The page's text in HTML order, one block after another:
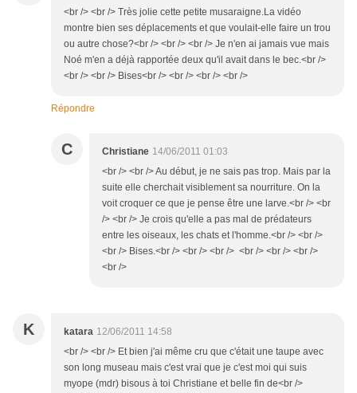
<br /> <br /> Très jolie cette petite musaraigne.La vidéo
montre bien ses déplacements et que voulait-elle faire un trou
ou autre chose?<br /> <br /> <br /> Je n'en ai jamais vue mais
Noé m'en a déjà rapportée deux qu'il avait dans le bec.<br />
<br /> <br /> Bises<br /> <br /> <br /> <br />
Répondre
C Christiane 14/06/2011 01:03
<br /> <br /> Au début, je ne sais pas trop. Mais par la
suite elle cherchait visiblement sa nourriture. On la
voit croquer ce que je pense être une larve.<br /> <br
/> <br /> Je crois qu'elle a pas mal de prédateurs
entre les oiseaux, les chats et l'homme.<br /> <br />
<br /> Bises.<br /> <br /> <br /> <br /> <br /> <br />
<br />
K katara 12/06/2011 14:58
<br /> <br /> Et bien j'ai même cru que c'était une taupe avec
son long museau mais c'est vrai que je c'est moi qui suis
myope (mdr) bisous à toi Christiane et belle fin de<br />